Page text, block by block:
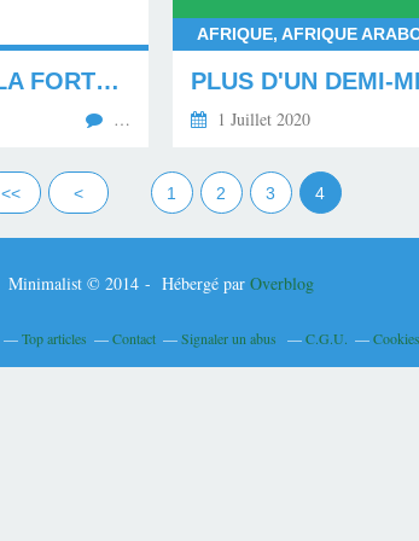
LA REPRISE DE LA FORTE PROGRESSION DES...
… 1 Juillet 2020
<< < 1 2 3 4
Minimalist © 2014 - Hébergé par Overblog
Top articles Contact Signaler un abus C.G.U.